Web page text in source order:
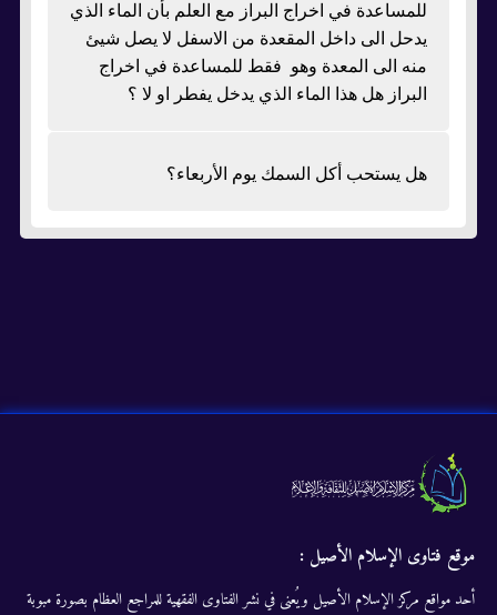
للمساعدة في اخراج البراز مع العلم بأن الماء الذي
يدحل الى داخل المقعدة من الاسفل لا يصل شيئ
منه الى المعدة وهو فقط للمساعدة في اخراج
البراز هل هذا الماء الذي يدخل يفطر او لا ؟
هل يستحب أكل السمك يوم الأربعاء؟
موقع فتاوى الإسلام الأصيل :
أحد مواقع مركز الإسلام الأصيل ويُعنى في نشر الفتاوى الفقهية للمراجع العظام بصورة مبوبة